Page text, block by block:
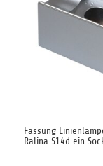
Fassung
Ralina S14d ein